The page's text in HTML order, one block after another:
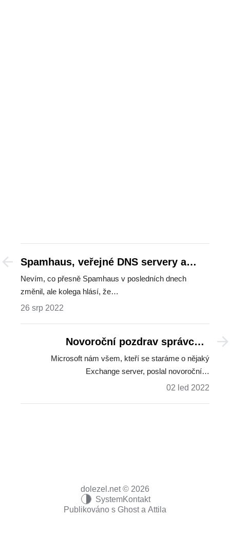
Spamhaus, veřejné DNS servery a
nepřicházející pošta
Nevím, co přesně Spamhaus v posledních dnech
změnil, ale kolega hlásí, že…
26 srp 2022
Novoroční pozdrav správcům
Exchange
Microsoft nám všem, kteří se staráme o nějaký
Exchange server, poslal novoroční…
02 led 2022
dolezel.net © 2026
SystemKontakt
Publikováno s Ghosta Attila